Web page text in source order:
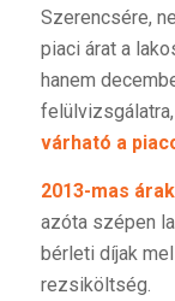
Szerencsére,
piaci árat a
hanem
várható a
2013-mas
azóta szépen
bérleti díjak
rezsiköltség.